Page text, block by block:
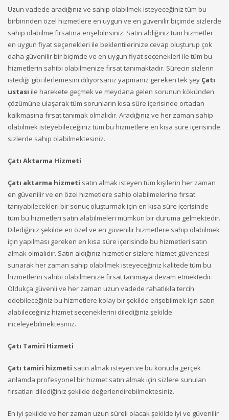
Uzun vadede aradığınız ve sahip olabilmek isteyeceğiniz tüm bu
birbirinden özel hizmetlere en uygun ve en güvenilir biçimde sizlerde
sahip olabilme fırsatına erişebilirsiniz. Satın aldığınız tüm hizmetler
en uygun fiyat seçenekleri ile beklentilerinize cevap oluşturup çok
daha güvenilir bir biçimde ve en uygun fiyat seçenekleri ile tüm bu
hizmetlerin sahibi olabilmenize fırsat tanımaktadır. Sürecin sizlerin
istediği gibi ilerlemesini diliyorsanız yapmanız gereken tek şey Çatı
ustası ile harekete geçmek ve meydana gelen sorunun kökünden
çözümüne ulaşarak tüm sorunların kısa süre içerisinde ortadan
kalkmasına fırsat tanımak olmalıdır. Aradığınız ve her zaman sahip
olabilmek isteyebileceğiniz tüm bu hizmetlere en kısa süre içerisinde
sizlerde sahip olabilmektesiniz.
Çatı Aktarma Hizmeti
Çatı aktarma hizmeti satın almak isteyen tüm kişilerin her zaman
en güvenilir ve en özel hizmetlere sahip olabilmelerine fırsat
tanıyabilecekleri bir sonuç oluşturmak için en kısa süre içerisinde
tüm bu hizmetleri satın alabilmeleri mümkün bir duruma gelmektedir.
Dilediğiniz şekilde en özel ve en güvenilir hizmetlere sahip olabilmek
için yapılması gereken en kısa süre içerisinde bu hizmetleri satın
almak olmalıdır. Satın aldığınız hizmetler sizlere hizmet güvencesi
sunarak her zaman sahip olabilmek isteyeceğiniz kalitede tüm bu
hizmetlerin sahibi olabilmenize fırsat tanımaya devam etmektedir.
Oldukça güvenli ve her zaman uzun vadede rahatlıkla tercih
edebileceğiniz bu hizmetlere kolay bir şekilde erişebilmek için satın
alabileceğiniz hizmet seçeneklerini dilediğiniz şekilde
inceleyebilmektesiniz.
Çatı Tamiri Hizmeti
Çatı tamiri hizmeti satın almak isteyen ve bu konuda gerçek
anlamda profesyonel bir hizmet satın almak için sizlere sunulan
fırsatları dilediğiniz şekilde değerlendirebilmektesiniz.
En iyi şekilde ve her zaman uzun süreli olacak şekilde iyi ve güvenilir